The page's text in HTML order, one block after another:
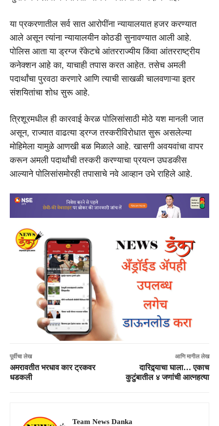
या प्रकरणातील सर्व सात आरोपींना न्यायालयात हजर करण्यात
आले असून त्यांना न्यायालयीन कोठडी सुनावण्यात आली आहे.
पोलिस आता या ड्रग्ज रॅकेटचे आंतरराज्यीय किंवा आंतरराष्ट्रीय
कनेक्शन आहे का, याचाही तपास करत आहेत. तसेच अमली
पदार्थांचा पुरवठा करणारे आणि त्याची साखळी चालवणाऱ्या इतर
संशयितांचा शोध सुरू आहे.
त्रिशूरमधील ही कारवाई केरळ पोलिसांसाठी मोठे यश मानली जात
असून, राज्यात वाढत्या ड्रग्ज तस्करीविरोधात सुरू असलेल्या
मोहिमेला यामुळे आणखी बळ मिळाले आहे. खासगी अवयवांचा वापर
करून अमली पदार्थांची तस्करी करण्याचा प्रयत्न उघडकीस
आल्याने पोलिसांसमोरही तपासाचे नवे आव्हान उभे राहिले आहे.
पूर्वीचा लेख
अमरावतीत भरधाव कार ट्रकवर
धडकली
आणि मागील लेख
दारिद्र्याचा घाला… एकाच
कुटुंबातील ४ जणांची आत्नहत्या
Team News Danka